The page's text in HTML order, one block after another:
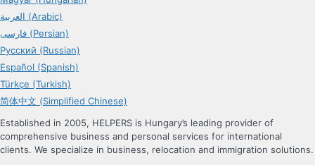
العربية (Arabic)
فارسی (Persian)
Русский (Russian)
Español (Spanish)
Türkçe (Turkish)
简体中文 (Simplified Chinese)
Established in 2005, HELPERS is Hungary’s leading provider of
comprehensive business and personal services for international
clients. We specialize in business, relocation and immigration solutions.